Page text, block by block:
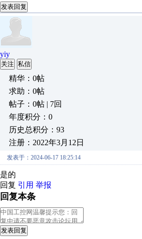
发表回复
yiy
关注 私信
精华：0帖
求助：0帖
帖子：0帖 | 7回
年度积分：0
历史总积分：93
注册：2022年3月12日
发表于：2024-06-17 18:25:14
是的
回复 引用 举报
回复本条
发表回复